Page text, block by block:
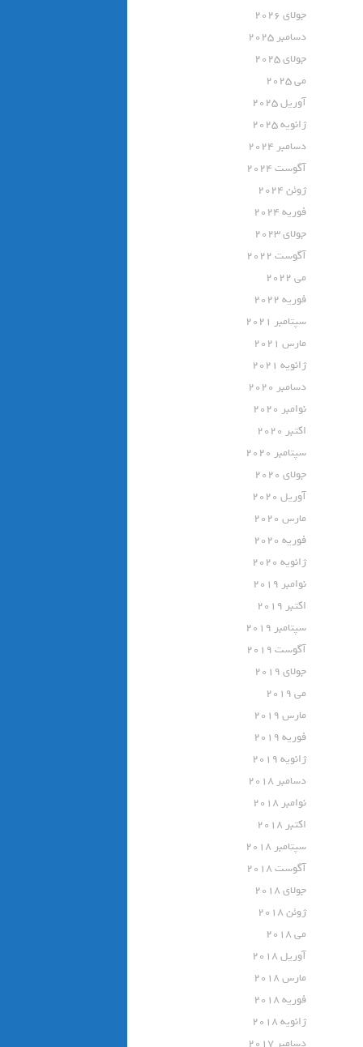
جولای 2026
دسامبر 2025
جولای 2025
می 2025
آوریل 2025
ژانویه 2025
دسامبر 2024
آگوست 2024
ژوئن 2024
فوریه 2024
جولای 2023
آگوست 2022
می 2022
فوریه 2022
سپتامبر 2021
مارس 2021
ژانویه 2021
دسامبر 2020
نوامبر 2020
اکتبر 2020
سپتامبر 2020
جولای 2020
آوریل 2020
مارس 2020
فوریه 2020
ژانویه 2020
نوامبر 2019
اکتبر 2019
سپتامبر 2019
آگوست 2019
جولای 2019
می 2019
مارس 2019
فوریه 2019
ژانویه 2019
دسامبر 2018
نوامبر 2018
اکتبر 2018
سپتامبر 2018
آگوست 2018
جولای 2018
ژوئن 2018
می 2018
آوریل 2018
مارس 2018
فوریه 2018
ژانویه 2018
دسامبر 2017